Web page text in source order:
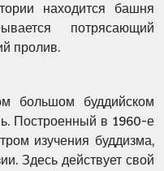
находится башня
потрясающий
пролив.
большом буддийском
Построенный в 1960-е
изучения буддизма,
Здесь действует свой